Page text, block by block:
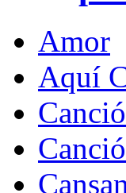
Amor
Aquí